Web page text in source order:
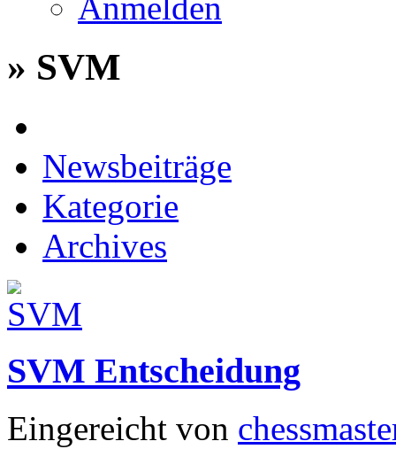
» SVM
Newsbeiträge
Kategorie
Archives
SVM Entscheidung
Eingereicht von